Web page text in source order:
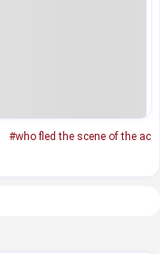
#who fled the scene of the ac